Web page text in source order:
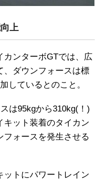
上
カンターボGTでは、広
、ダウンフォースは標
しているとのこと。
は95kgから310kg(！)
キット装着のタイカン
フォースを発生させる
ットにパワートレイン